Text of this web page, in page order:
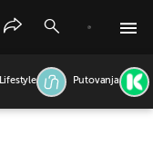
Lifestyle Putovanja